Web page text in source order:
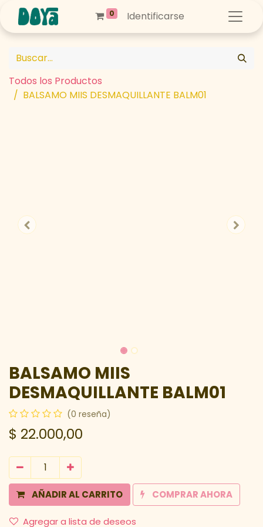
0 Identificarse
Todos los Productos
BALSAMO MIIS DESMAQUILLANTE BALM01
BALSAMO MIIS
DESMAQUILLANTE BALM01
(0 reseña)
$ 22.000,00
AÑADIR AL CARRITO COMPRAR AHORA
Agregar a lista de deseos